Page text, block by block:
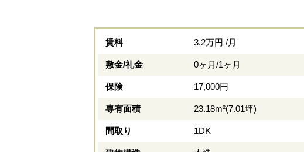
賃料 3.2万円 /月
敷金/礼金 0ヶ月/1ヶ月
保険 17,000円
専有面積 23.18m²(7.01坪)
間取り 1DK